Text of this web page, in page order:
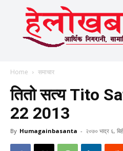
Home समाचार
तितो सत्य Tito
22 2013
By Humagainbasanta - २०७० भाद्र ६,